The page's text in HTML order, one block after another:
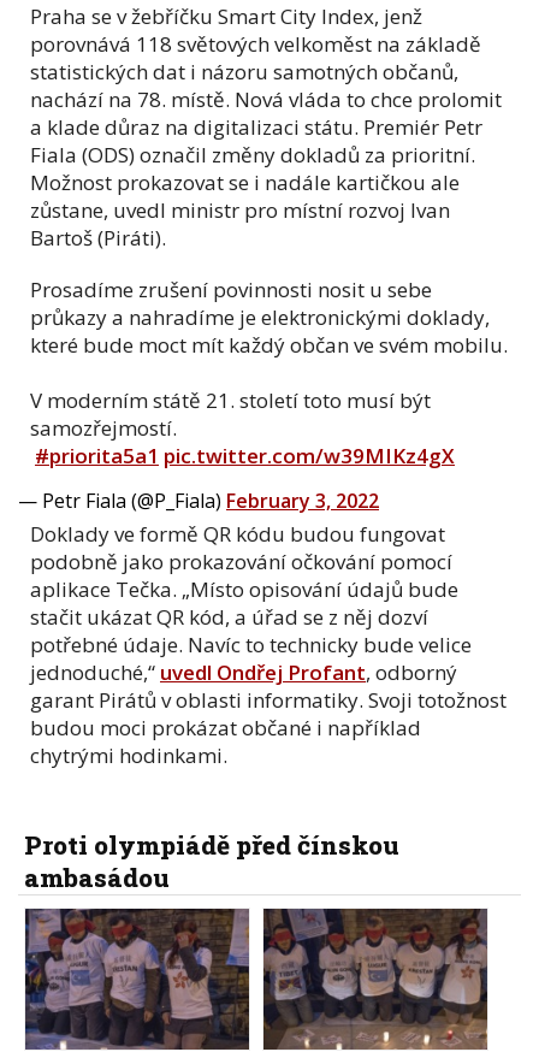
Praha se v žebříčku Smart City Index, jenž
porovnává 118 světových velkoměst na základě
statistických dat i názoru samotných občanů,
nachází na 78. místě. Nová vláda to chce prolomit
a klade důraz na digitalizaci státu. Premiér Petr
Fiala (ODS) označil změny dokladů za prioritní.
Možnost prokazovat se i nadále kartičkou ale
zůstane, uvedl ministr pro místní rozvoj Ivan
Bartoš (Piráti).
Prosadíme zrušení povinnosti nosit u sebe
průkazy a nahradíme je elektronickými doklady,
které bude moct mít každý občan ve svém mobilu.
V moderním státě 21. století toto musí být
samozřejmostí.
#priorita5a1 pic.twitter.com/w39MIKz4gX
— Petr Fiala (@P_Fiala) February 3, 2022
Doklady ve formě QR kódu budou fungovat
podobně jako prokazování očkování pomocí
aplikace Tečka. „Místo opisování údajů bude
stačit ukázat QR kód, a úřad se z něj dozví
potřebné údaje. Navíc to technicky bude velice
jednoduché,“ uvedl Ondřej Profant, odborný
garant Pirátů v oblasti informatiky. Svoji totožnost
budou moci prokázat občané i například
chytrými hodinkami.
Proti olympiádě před čínskou
ambasádou